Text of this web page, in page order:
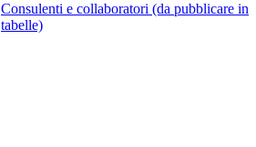
Consulenti e collaboratori (da pubblicare in
tabelle)